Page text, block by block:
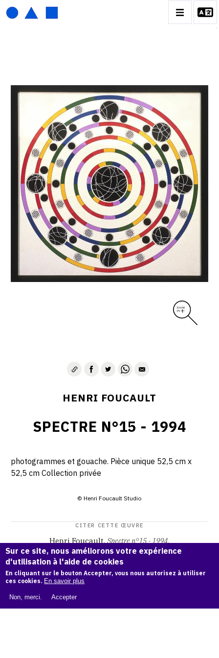
HENRI FOUCAULT
BIOGRAPHIE
CATALOGUE DES OEUVRES
01_SCULPTURE
02_PHOTOGRAPHIQUE
03_COLLAGES
04_DESSINS
05_MONOTYPE
06_ARCHIVES
CONTACT
HENRI FOUCAULT
SPECTRE N°15 - 1994
photogrammes et gouache. Pièce unique 52,5 cm x
52,5 cm Collection privée
© Henri Foucault Studio
CITER CETTE ŒUVRE
Henri Foucault,Spectre n°15 - 1994.
Catalogue raisonné Henri Foucault, OAM.ark:38997/o16c
dh
COPIER LA CITATION
Sur ce site, nous améliorons votre expérience
d'utilisation à l'aide de cookies
En cliquant sur le bouton Accepter, vous nous autorisez à utiliser
ces cookies. En savoir plus
Non, merci. Accepter